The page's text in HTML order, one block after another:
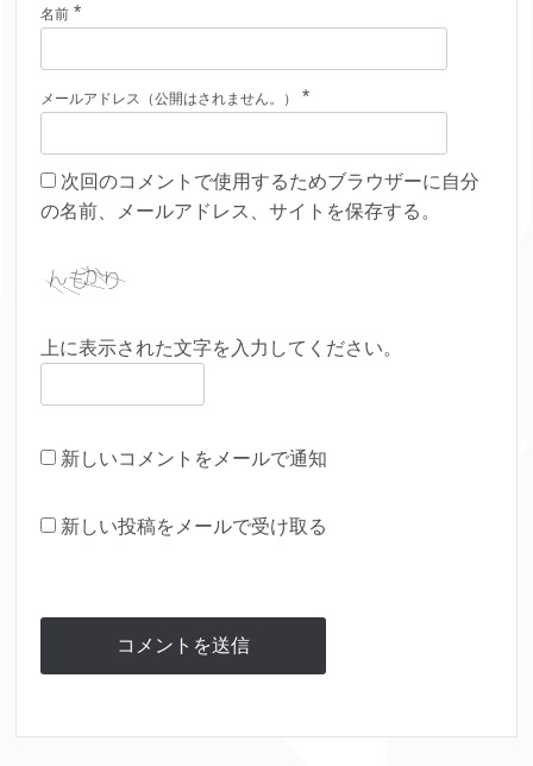
名前 *
メールアドレス（公開はされません。） *
次回のコメントで使用するためブラウザーに自分
の名前、メールアドレス、サイトを保存する。
上に表示された文字を入力してください。
新しいコメントをメールで通知
新しい投稿をメールで受け取る